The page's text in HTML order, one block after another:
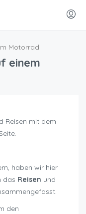
Motorrad
einem
Reisen mit dem
haben wir hier
das Reisen und
den